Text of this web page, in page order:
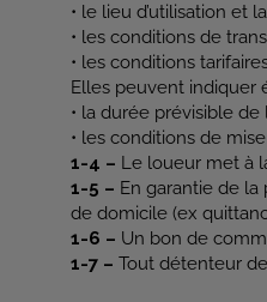
• le lieu d’utilisation et
• les conditions de
• les conditions
Elles peuvent indiquer
• la durée prévisible de
• les conditions de
1-4 – Le loueur met à
1-5 – En garantie de
de domicile (ex
1-6 – Un bon de
1-7 – Tout détenteur